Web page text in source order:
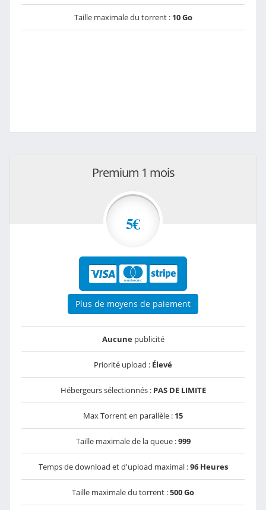
Taille maximale du torrent : 10 Go
Premium 1 mois
5€
Plus de moyens de paiement
Aucunepublicité
Priorité upload : Élevé
Hébergeurs sélectionnés : PAS DE LIMITE
Max Torrent en parallèle : 15
Taille maximale de la queue :999
Temps de download et d'upload maximal :96 Heures
Taille maximale du torrent :500 Go